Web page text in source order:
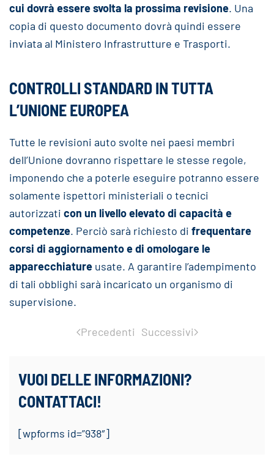
cui dovrà essere svolta la prossima revisione. Una
copia di questo documento dovrà quindi essere
inviata al Ministero Infrastrutture e Trasporti.
CONTROLLI STANDARD IN TUTTA
L’UNIONE EUROPEA
Tutte le revisioni auto svolte nei paesi membri
dell’Unione dovranno rispettare le stesse regole,
imponendo che a poterle eseguire potranno essere
solamente ispettori ministeriali o tecnici
autorizzati con un livello elevato di capacità e
competenze. Perciò sarà richiesto di frequentare
corsi di aggiornamento e di omologare le
apparecchiature usate. A garantire l’adempimento
di tali obblighi sarà incaricato un organismo di
supervisione.
Precedenti Successivi
VUOI DELLE INFORMAZIONI?
CONTATTACI!
[wpforms id=”938″]